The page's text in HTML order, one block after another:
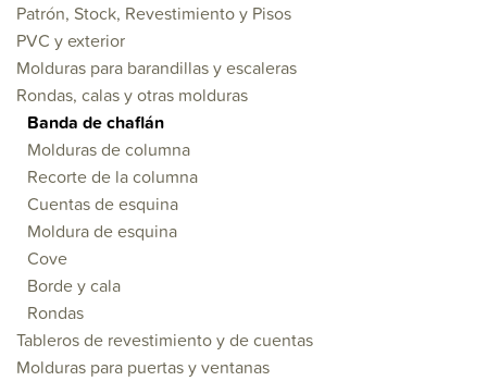
Patrón, Stock, Revestimiento y Pisos
PVC y exterior
Molduras para barandillas y escaleras
Rondas, calas y otras molduras
Banda de chaflán
Molduras de columna
Recorte de la columna
Cuentas de esquina
Moldura de esquina
Cove
Borde y cala
Rondas
Tableros de revestimiento y de cuentas
Molduras para puertas y ventanas